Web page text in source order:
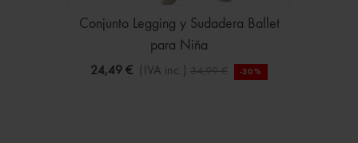
Conjunto Legging y Sudadera Ballet
para Niña
24,49 € (IVA inc.) 34,99 € -30%